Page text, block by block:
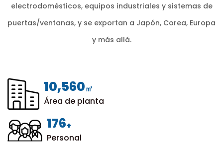
12,000㎡
Área de planta
200
Personal
electrodomésticos, equipos industriales y sistemas de
puertas/ventanas, y se exportan a Japón, Corea, Europa
y más allá.